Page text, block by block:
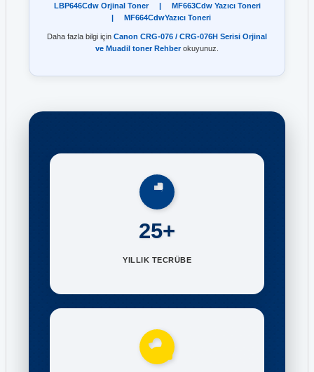
LBP646Cdw Orjinal Toner |
MF663Cdw Yazıcı Toneri
|
MF664CdwYazıcı Toneri
Daha fazla bilgi için Canon CRG-076 / CRG-076H Serisi Orjinal
ve Muadil toner Rehberokuyunuz.
25+
YILLIK TECRÜBE